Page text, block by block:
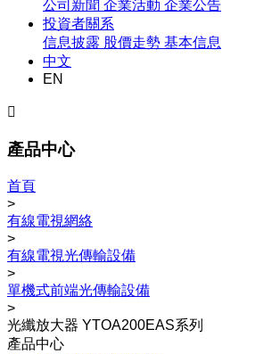
公司新聞 企業活動 企業公告
投資者關系
信息披露 股價走勢 基本信息
中文
EN

產品中心
首頁
>
有線電視網絡
>
有線電視光傳輸設備
>
單機式前端光傳輸設備
>
光纖放大器 YTOA200EAS系列
產品中心